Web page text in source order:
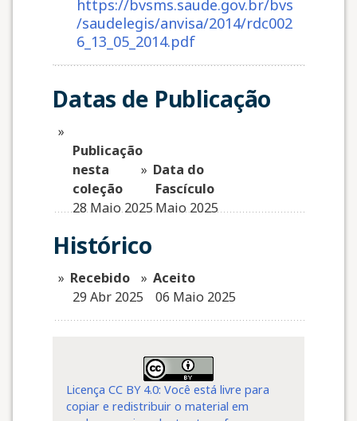
https://bvsms.saude.gov.br/bvs
/saudelegis/anvisa/2014/rdc002
6_13_05_2014.pdf
Datas de Publicação
Publicação
nesta
coleção
28 Maio 2025
Data do
Fascículo
Maio 2025
Histórico
Recebido
29 Abr 2025
Aceito
06 Maio 2025
Licença CC BY 4.0: Você está livre para
copiar e redistribuir o material em